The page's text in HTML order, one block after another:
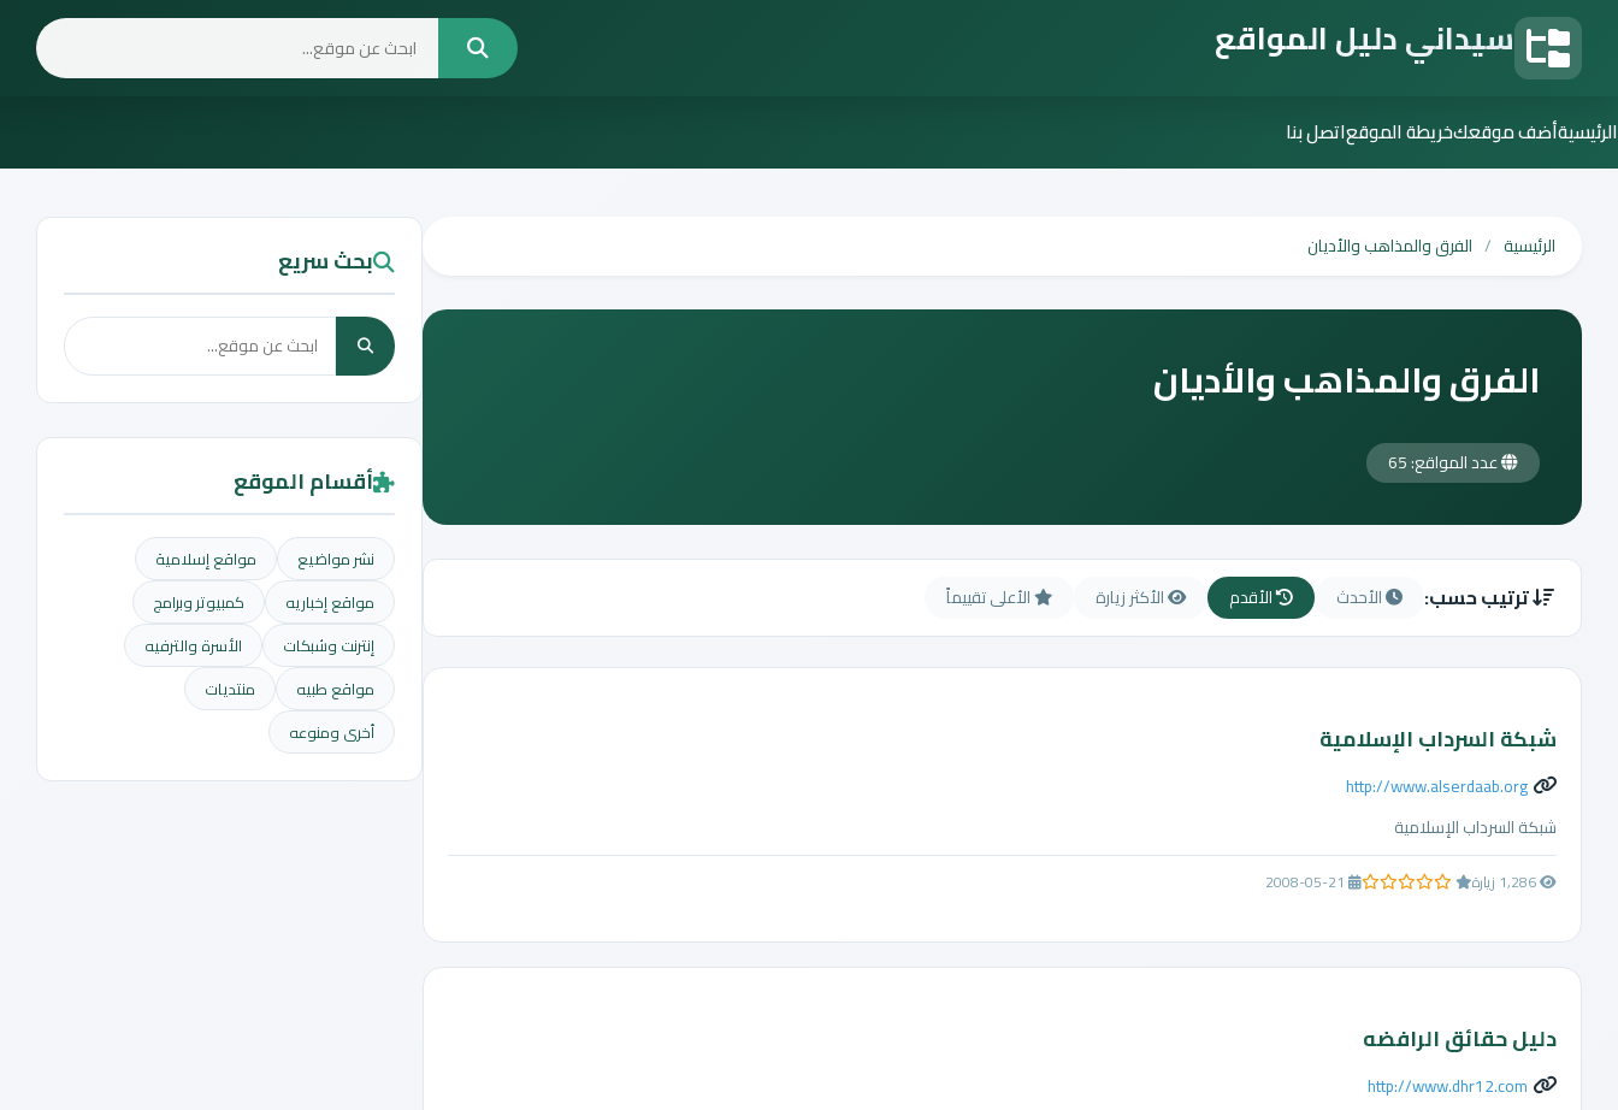
سيداني دليل المواقع
الرئيسيةأضف موقعكخريطة الموقعاتصل بنا
الرئيسية الفرق والمذاهب والأديان
الفرق والمذاهب والأديان
عدد المواقع: 65
ترتيب حسب: الأحدث الأقدم الأكثر زيارة الأعلى تقييماً
شبكة السرداب الإسلامية
http://www.alserdaab.org
شبكة السرداب الإسلامية
0.0 من 5 نجوم
دليل حقائق الرافضه
http://www.dhr12.com
بحث سريع
أقسام الموقع
نشر مواضيع
مواقع إسلامية
مواقع إخباريه
كمبيوتر وبرامج
إنترنت وشبكات
الأسرة والترفيه
مواقع طبيه
منتديات
أخرى ومنوعه